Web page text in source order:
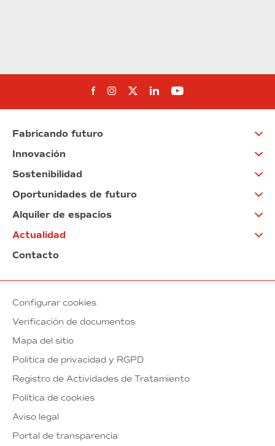
Síguenos en Facebook
Síguenos en Instagram
Síguenos en Twitter
Síguenos en Linkedin
Síguenos en
Fabricando futuro
Innovación
Sostenibilidad
Oportunidades de futuro
Alquiler de espacios
Actualidad
Contacto
Configurar cookies
Verificación de documentos
Mapa del sitio
Política de privacidad y RGPD
Registro de Actividades de Tratamiento
Política de cookies
Aviso legal
Portal de transparencia